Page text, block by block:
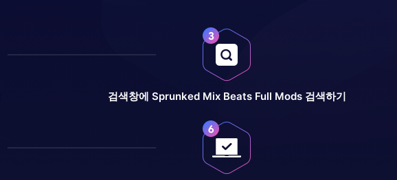
검색창에 Sprunked Mix Beats Full Mods 검색하기